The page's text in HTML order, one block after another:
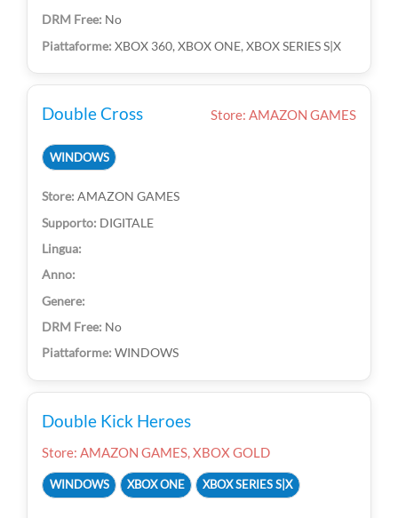
No
XBOX 360, XBOX ONE, XBOX SERIES S|X
Double Cross Store: AMAZON GAMES
WINDOWS
AMAZON GAMES
DIGITALE
No
WINDOWS
Double Kick Heroes
Store: AMAZON GAMES, XBOX GOLD
WINDOWS XBOX ONE XBOX SERIES S|X